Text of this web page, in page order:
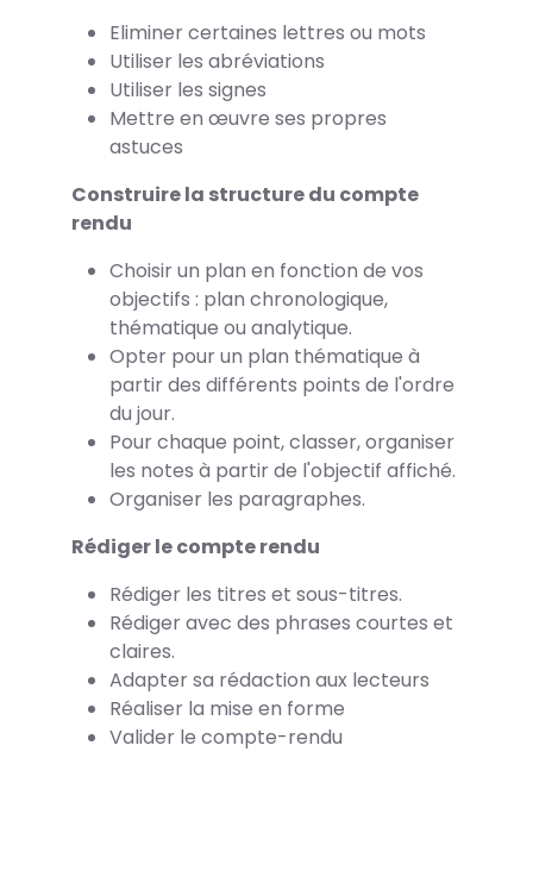
Eliminer certaines lettres ou mots
Utiliser les abréviations
Utiliser les signes
Mettre en œuvre ses propres
astuces
Construire la structure du compte
rendu
Choisir un plan en fonction de vos
objectifs : plan chronologique,
thématique ou analytique.
Opter pour un plan thématique à
partir des différents points de l'ordre
du jour.
Pour chaque point, classer, organiser
les notes à partir de l'objectif affiché.
Organiser les paragraphes.
Rédiger le compte rendu
Rédiger les titres et sous-titres.
Rédiger avec des phrases courtes et
claires.
Adapter sa rédaction aux lecteurs
Réaliser la mise en forme
Valider le compte-rendu